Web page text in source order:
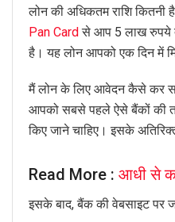
लोन की अधिकतम राशि कितनी
Pan Card से आप 5 लाख रुपये
है। यह लोन आपको एक दिन में
मैं लोन के लिए आवेदन कैसे कर
आपको सबसे पहले ऐसे बैंकों की
किए जाने चाहिए। इसके
Read More : आधी से
इसके बाद, बैंक की वेबसाइट पर